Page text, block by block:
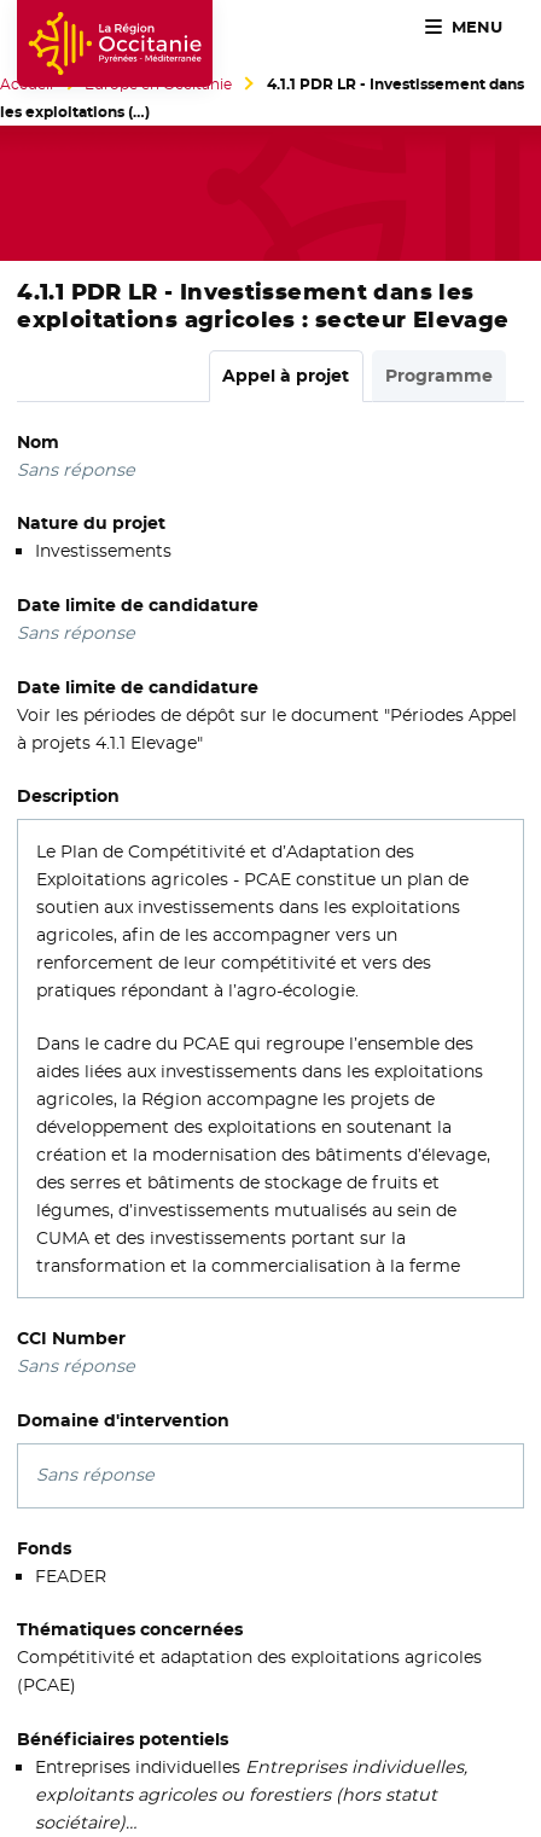
Accueil Région Occitanie / Pyrénées-Méditerranée
MENU
Accueil Europe en Occitanie
4.1.1 PDR LR - Investissement dans
les exploitations (…)
4.1.1 PDR LR - Investissement dans les
exploitations agricoles : secteur Elevage
Appel à projet Programme
Nom
Sans réponse
Nature du projet
Investissements
Date limite de candidature
Sans réponse
Date limite de candidature
Voir les périodes de dépôt sur le document "Périodes Appel
à projets 4.1.1 Elevage"
Description
Le Plan de Compétitivité et d’Adaptation des
Exploitations agricoles - PCAE constitue un plan de
soutien aux investissements dans les exploitations
agricoles, afin de les accompagner vers un
renforcement de leur compétitivité et vers des
pratiques répondant à l’agro-écologie.
Dans le cadre du PCAE qui regroupe l’ensemble des
aides liées aux investissements dans les exploitations
agricoles, la Région accompagne les projets de
développement des exploitations en soutenant la
création et la modernisation des bâtiments d’élevage,
des serres et bâtiments de stockage de fruits et
légumes, d’investissements mutualisés au sein de
CUMA et des investissements portant sur la
transformation et la commercialisation à la ferme
CCI Number
Sans réponse
Domaine d'intervention
Sans réponse
Fonds
FEADER
Thématiques concernées
Compétitivité et adaptation des exploitations agricoles
(PCAE)
Bénéficiaires potentiels
Entreprises individuelles Entreprises individuelles,
exploitants agricoles ou forestiers (hors statut
sociétaire)…